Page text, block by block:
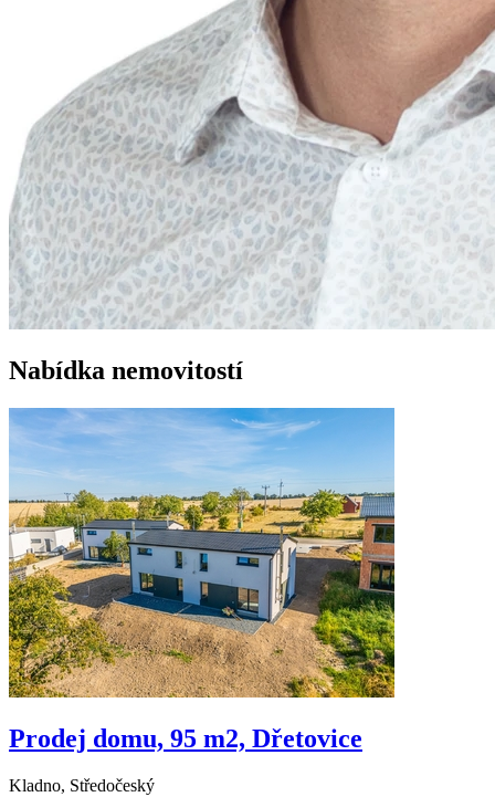
Nabídka nemovitostí
Prodej domu, 95 m2, Dřetovice
Kladno, Středočeský